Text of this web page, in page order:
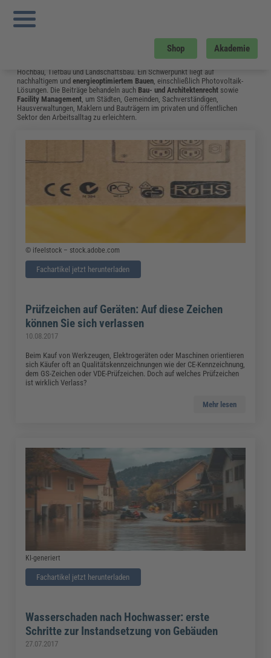
Shop Akademie
Sie sind hier:
Heizkostenverordnung 2022: Ab Wann Gilt Was
Bau und Gebäudemanagement
Vom Neubau bis hin zum Umgang mit Bauschäden: Das Fachwissen aus dem
Hochbau, Tiefbau und Landschaftsbau. Ein Schwerpunkt liegt auf
nachhaltigem undenergieoptimiertem Bauen, einschließlich Photovoltaik-
Lösungen. Die Beiträge behandeln auch Bau- und Architektenrecht sowie
Facility Management, um Städten, Gemeinden, Sachverständigen,
Hausverwaltungen, Maklern und Bauträgern im privaten und öffentlichen
Sektor den Arbeitsalltag zu erleichtern.
© ifeelstock – stock.adobe.com
Fachartikel jetzt herunterladen
Prüfzeichen auf Geräten: Auf diese Zeichen
können Sie sich verlassen
10.08.2017
Beim Kauf von Werkzeugen, Elektrogeräten oder Maschinen orientieren
sich Käufer oft an Qualitätskennzeichnungen wie der CE-Kennzeichnung,
dem GS-Zeichen oder VDE-Prüfzeichen. Doch auf welches Prüfzeichen
ist wirklich Verlass?
Mehr lesen
KI-generiert
Fachartikel jetzt herunterladen
Wasserschaden nach Hochwasser: erste
Schritte zur Instandsetzung von Gebäuden
27.07.2017